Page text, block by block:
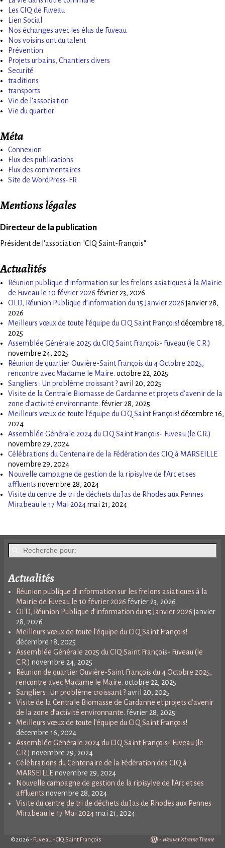
Les CIQ de Fuveau
Lien Social
Nos échanges avec les élus de Fuveau
Nos voisins ont du talent
Prévention
Projets urbains, Chantiers divers
Securité
traditions
transports
Vie de l'association
Vie du quartier
Méta
Connexion
Flux des publications
Flux des commentaires
Site de WordPress-FR
Mentions légales
Directeur de la publication
Président de l'association "CIQ Saint-François"
Actualités
Réunion publique d’information sur les frelons asiatiques à la Mairie
de Fuveau le 10 février 2026 février 23, 2026
OLD, Réunion Publique d’information du 15 Janvier 2026 janvier 28,
2026
Meilleurs vœux de toute l’équipe du CIQ Saint François! décembre 18,
2025
Assemblée Générale 2025 du CIQ Saint François- Fuveau (le C.R.)
novembre 24, 2025
Réunion de quartier Ouvière-Saint François du 4 Octobre 2025,
rencontre avec Madame le Maire. octobre 22, 2025
Sangliers : Un problème croissant ?avril 20, 2025
Visite de la Centrale Biomasse de Gardanne et projets d’avenir de la
zone d’activité environnante. février 28, 2025
Meilleurs vœux de toute l’équipe du CIQ Saint François! décembre 16,
2024
Assemblée Générale 2024 du CIQ Saint François- Fuveau (le C.R.)
novembre 29, 2024
Célébrations du Centenaire de la Fédération des CIQ à MARSEILLE
novembre 29, 2024
Nouvelle campagne de gestion de la ripisylve de l’Arc et ses
affluents novembre 28, 2024
Visite du centre de tri de déchets du Jas de Rhodes aux Pennes
Mirabeau le 17 Mai 2024mai 21, 2024
Actualités
Réunion publique d’information sur les frelons asiatiques à la
Mairie de Fuveau le 10 février 2026 février 23, 2026
OLD, Réunion Publique d’information du 15 Janvier 2026 janvier
28, 2026
Meilleurs vœux de toute l’équipe du CIQ Saint François!
décembre 18, 2025
Assemblée Générale 2025 du CIQ Saint François- Fuveau (le
C.R.) novembre 24, 2025
Réunion de quartier Ouvière-Saint François du 4 Octobre 2025,
rencontre avec Madame le Maire. octobre 22, 2025
Sangliers : Un problème croissant ? avril 20, 2025
Visite de la Centrale Biomasse de Gardanne et projets d’avenir
de la zone d’activité environnante. février 28, 2025
Meilleurs vœux de toute l’équipe du CIQ Saint François!
décembre 16, 2024
Assemblée Générale 2024 du CIQ Saint François- Fuveau (le
C.R.) novembre 29, 2024
Célébrations du Centenaire de la Fédération des CIQ à
MARSEILLEnovembre 29, 2024
Nouvelle campagne de gestion de la ripisylve de l’Arc et ses
affluents novembre 28, 2024
Visite du centre de tri de déchets du Jas de Rhodes aux Pennes
Mirabeau le 17 Mai 2024mai 21, 2024
©2026 - Fuveau - CIQ Saint François - Weaver Xtreme Theme